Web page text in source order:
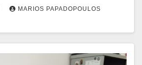
MARIOS PAPADOPOULOS